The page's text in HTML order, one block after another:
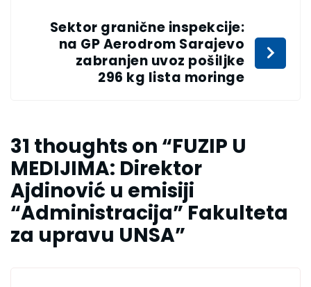
Sektor granične inspekcije:
na GP Aerodrom Sarajevo
zabranjen uvoz pošiljke
296 kg lista moringe
31 thoughts on “FUZIP U
MEDIJIMA: Direktor
Ajdinović u emisiji
“Administracija” Fakulteta
za upravu UNSA”